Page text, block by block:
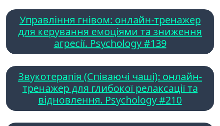
Управління гнівом: онлайн-тренажер
для керування емоціями та зниження
агресії. Psychology #139
Звукотерапія (Співаючі чаші): онлайн-
тренажер для глибокої релаксації та
відновлення. Psychology #210